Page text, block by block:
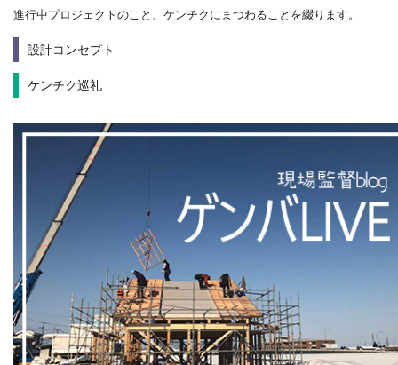
進行中プロジェクトのこと、ケンチクにまつわることを綴ります。
設計コンセプト
ケンチク巡礼